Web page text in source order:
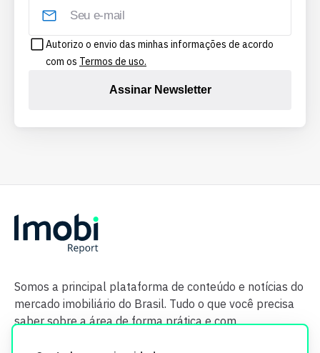
Autorizo o envio das minhas informações de acordo
com os Termos de uso.
Assinar Newsletter
Somos a principal plataforma de conteúdo e notícias do
mercado imobiliário do Brasil. Tudo o que você precisa
saber sobre a área de forma prática e com